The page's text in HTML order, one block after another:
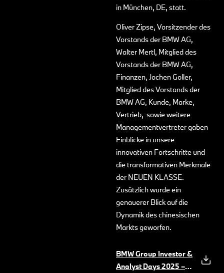
in München, DE, statt.
Oliver Zipse, Vorsitzender des
Vorstands der BMW AG,
Walter Mertl, Mitglied des
Vorstands der BMW AG,
Finanzen, Jochen Goller,
Mitglied des Vorstands der
BMW AG, Kunde, Marke,
Vertrieb, sowie weitere
Managementvertreter gaben
Einblicke in unsere
innovativen Fortschritte und
die transformativen Merkmale
der NEUEN KLASSE.
Zusätzlich wurde ein
genauerer Blick auf die
Dynamik des chinesischen
Markts geworfen.
BMW Group Investor &
Analyst Days 2025 –